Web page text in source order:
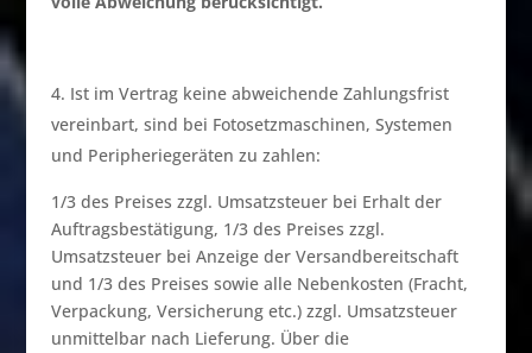
Ist im Vertrag keine abweichende Zahlungsfrist
vereinbart, sind bei Fotosetzmaschinen, Systemen
und Peripheriegeräten zu zahlen:
1/3 des Preises zzgl. Umsatzsteuer bei Erhalt der
Auftragsbestätigung, 1/3 des Preises zzgl.
Umsatzsteuer bei Anzeige der Versandbereitschaft
und 1/3 des Preises sowie alle Nebenkosten (Fracht,
Verpackung, Versicherung etc.) zzgl. Umsatzsteuer
unmittelbar nach Lieferung. Über die